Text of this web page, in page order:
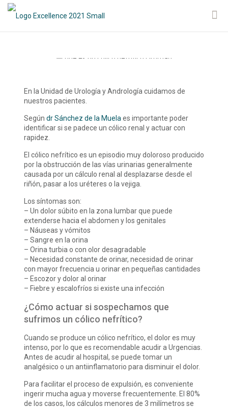
En la Unidad de Urología y Andrología cuidamos de
nuestros pacientes.
Según dr Sánchez de la Muela es importante poder
identificar si se padece un cólico renal y actuar con
rapidez.
El cólico nefrítico es un episodio muy doloroso producido
por la obstrucción de las vías urinarias generalmente
causada por un cálculo renal al desplazarse desde el
riñón, pasar a los uréteres o la vejiga.
Los síntomas son:
– Un dolor súbito en la zona lumbar que puede
extenderse hacia el abdomen y los genitales
– Náuseas y vómitos
– Sangre en la orina
– Orina turbia o con olor desagradable
– Necesidad constante de orinar, necesidad de orinar
con mayor frecuencia u orinar en pequeñas cantidades
– Escozor y dolor al orinar
– Fiebre y escalofríos si existe una infección
¿Cómo actuar si sospechamos que
sufrimos un cólico nefrítico?
Cuando se produce un cólico nefrítico, el dolor es muy
intenso, por lo que es recomendable acudir a Urgencias.
Antes de acudir al hospital, se puede tomar un
analgésico o un antiinflamatorio para disminuir el dolor.
Para facilitar el proceso de expulsión, es conveniente
ingerir mucha agua y moverse frecuentemente. El 80%
de los casos, los cálculos menores de 3 milímetros se